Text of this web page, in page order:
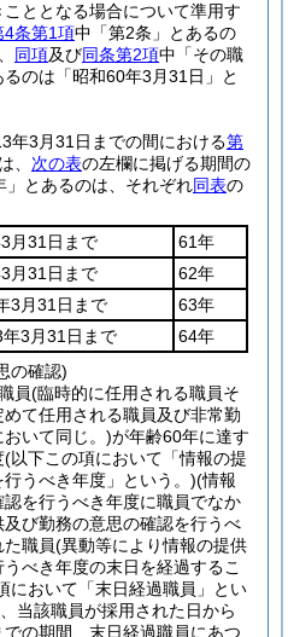
ととなる場合について準用す
4条第1項中「第2条」とあるの
同項及び同条第2項中「その職
のは「昭和60年3月31日」と
年3月31日までの間における第
、 次の表の左欄に掲げる期間の
」とあるのは、それぞれ同表の
月31日まで
61年
月31日まで
62年
3月31日まで
63年
3月31日まで
64年
の確認)
員(臨時的に任用される職員そ
て任用される職員及び非常勤
いて同じ。)が年齢60年に達す
(以下この項において「情報の提
うべき年度」という。)(情報
を行うべき年度に職員でなか
び勤務の意思の確認を行うべ
職員(異動等により情報の提供
べき年度の末日を経過するこ
において「末日経過職員」とい
当該職員が採用された日から
の期間、末日経過職員にあつ